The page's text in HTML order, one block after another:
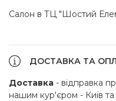
Салон в ТЦ "Шостий
ДОСТАВКА ТА
Доставка - відправка
нашим кур'єром - Київ